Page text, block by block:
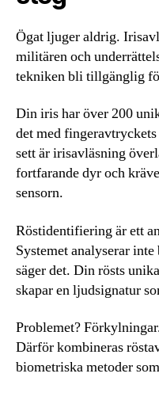
Ögat ljuger aldrig.
militären och
tekniken bli tillgänglig
Din iris har över 200
det med
sett är irisavläsning
fortfarande dyr och
sensorn.
Röstidentifiering är ett
Systemet analyserar
säger det. Din rösts
skapar en ljudsignatur
Problemet?
Därför kombineras
biometriska metoder